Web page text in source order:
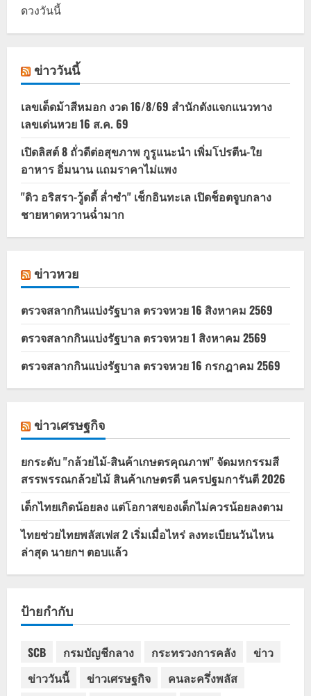
ดวงวันนี้
ข่าววันนี้
เลขเด็ดม้าสีหมอก งวด 16/8/69 สำนักดังแจกแนวทาง
เลขเด่นหวย 16 ส.ค. 69
เปิดลิสต์ 8 ถั่วดีต่อสุขภาพ กูรูแนะนำ เพิ่มโปรตีน-ใย
อาหาร อิ่มนาน แถมราคาไม่แพง
"ดิว อริสรา-วู้ดดี้ ล่ำซำ" เช็กอินทะเล เปิดช็อตจูบกลาง
ชายหาดหวานฉ่ำมาก
ข่าวหวย
ตรวจสลากกินแบ่งรัฐบาล ตรวจหวย 16 สิงหาคม 2569
ตรวจสลากกินแบ่งรัฐบาล ตรวจหวย 1 สิงหาคม 2569
ตรวจสลากกินแบ่งรัฐบาล ตรวจหวย 16 กรกฎาคม 2569
ข่าวเศรษฐกิจ
ยกระดับ "กล้วยไม้-สินค้าเกษตรคุณภาพ" จัดมหกรรมสี
สรรพรรณกล้วยไม้ สินค้าเกษตรดี นครปฐมการันตี 2026
เด็กไทยเกิดน้อยลง แต่โอกาสของเด็กไม่ควรน้อยลงตาม
ไทยช่วยไทยพลัสเฟส 2 เริ่มเมื่อไหร่ ลงทะเบียนวันไหน
ล่าสุด นายกฯ ตอบแล้ว
ป้ายกำกับ
SCB กรมบัญชีกลาง กระทรวงการคลัง
ข่าว
ข่าววันนี้
ข่าวเศรษฐกิจ
คนละครึ่งพลัส